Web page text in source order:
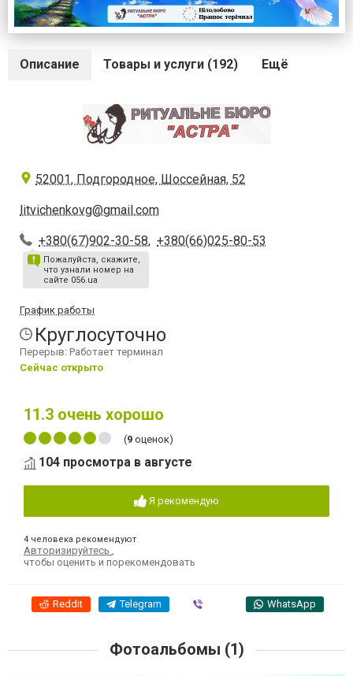
Описание Товары и услуги (192) Ещё
52001, Подгородное, Шоссейная, 52
litvichenkovg@gmail.com
+380(67)902-30-58, +380(66)025-80-53
Пожалуйста, скажите,
что узнали номер на
сайте 056.ua
График работы
Круглосуточно
Перерыв: Работает терминал
Сейчас открыто
11.3 очень хорошо
(9 оценок)
104 просмотра в августе
Я рекомендую
4 человека рекомендуют
Авторизируйтесь ,
чтобы оценить и порекомендовать
Reddit Telegram WhatsApp
Фотоальбомы (1)